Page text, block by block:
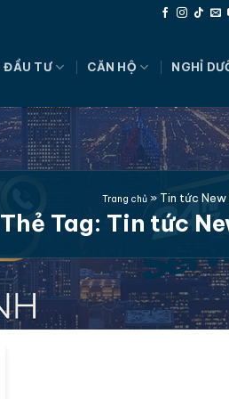
ĐẦU TƯ CĂN HỘ NGHỈ
Trang chủ» Tin tức New
Thẻ Tag: Tin tức